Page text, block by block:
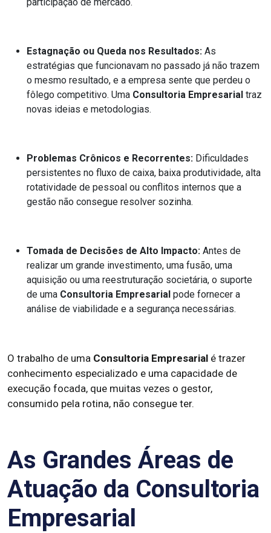
Estagnação ou Queda nos Resultados: As
estratégias que funcionavam no passado já não trazem
o mesmo resultado, e a empresa sente que perdeu o
fôlego competitivo. Uma Consultoria Empresarial traz
novas ideias e metodologias.
Problemas Crônicos e Recorrentes: Dificuldades
persistentes no fluxo de caixa, baixa produtividade, alta
rotatividade de pessoal ou conflitos internos que a
gestão não consegue resolver sozinha.
Tomada de Decisões de Alto Impacto: Antes de
realizar um grande investimento, uma fusão, uma
aquisição ou uma reestruturação societária, o suporte
de uma Consultoria Empresarial pode fornecer a
análise de viabilidade e a segurança necessárias.
O trabalho de uma Consultoria Empresarial é trazer
conhecimento especializado e uma capacidade de
execução focada, que muitas vezes o gestor,
consumido pela rotina, não consegue ter.
As Grandes Áreas de
Atuação da Consultoria
Empresarial